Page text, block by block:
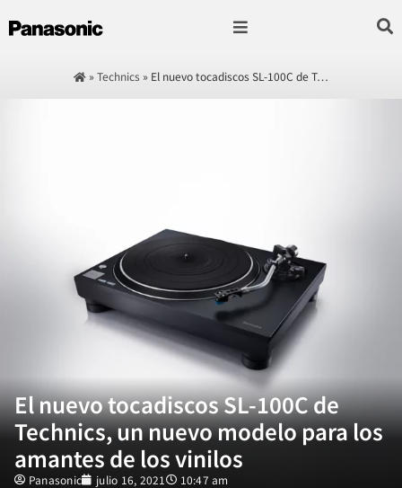
»Technics » El nuevo tocadiscos SL-100C de T…
El nuevo tocadiscos SL-100C de
Technics, un nuevo modelo para los
amantes de los vinilos
Panasonic julio 16, 2021 10:47 am